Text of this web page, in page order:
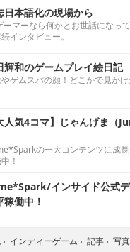
日本語化の現場から
ーマーなら何かとお世話になっ
インタビュー。
輝和のゲームプレイ絵日記
やゲムスパの顔！どこかで見か
人気4コマ】じゃんげま
の一大コンテンツに成
！
インサイド公式
稼働中！
› インディーゲーム › 記事 › 写